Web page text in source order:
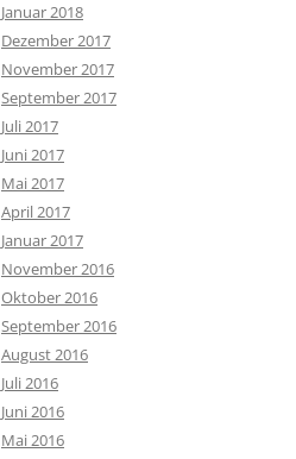
Januar 2018
Dezember 2017
November 2017
September 2017
Juli 2017
Juni 2017
Mai 2017
April 2017
Januar 2017
November 2016
Oktober 2016
September 2016
August 2016
Juli 2016
Juni 2016
Mai 2016